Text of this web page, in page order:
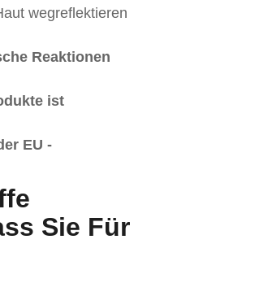
wegreflektieren
Reaktionen
ist
EU -
Sie Für